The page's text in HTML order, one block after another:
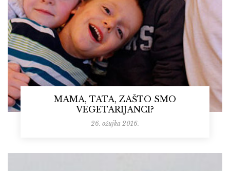
MAMA, TATA, ZAŠTO SMO
VEGETARIJANCI?
26. ožujka 2016.